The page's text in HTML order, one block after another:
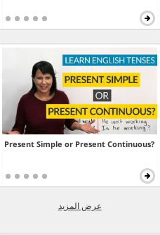
Present Simple or Present Continuous?
عرض المزيد